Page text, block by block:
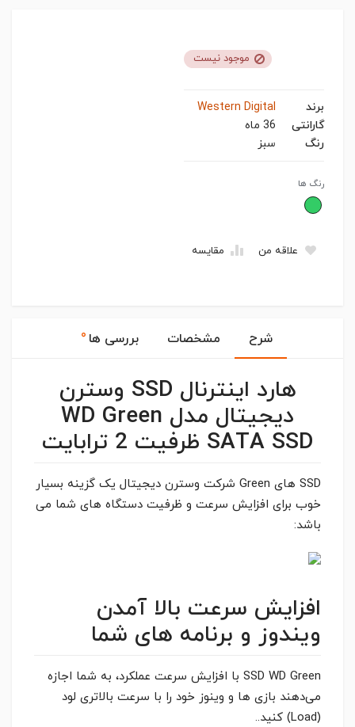
موجود نیست
برند
Western Digital
گارانتی
36 ماه
رنگ
سبز
رنگ ها
علاقه من مقایسه
شرح مشخصات بررسی ها ۰
هارد اینترنال SSD وسترن
دیجیتال مدل WD Green
SATA SSD ظرفیت 2 ترابایت
SSD های Green شرکت وسترن دیجیتال یک گزینه بسیار
خوب برای افزایش سرعت و ظرفیت دستگاه های شما می
باشد:
افزایش سرعت بالا آمدن
ویندوز و برنامه های شما
SSD WD Green با افزایش سرعت عملکرد، به شما اجازه
می‌دهند بازی ها و وینوز خود را با سرعت بالاتری لود
(Load) کنید..